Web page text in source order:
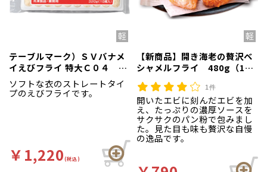
テーブルマーク）ＳＶバナメ
イえびフライ 特大Ｃ０４
320g（10尾入）
ソフトな衣のストレートタイ
プのえびフライです。
￥1,220(税込)
【新商品】開き海老の贅沢ベ
シャメルフライ 480g（12
1件
開いたエビに刻んだエビを加
え、たっぷりの濃厚ソースを
サクサクのパン粉で包みまし
た。見た目も味も贅沢な自慢
の逸品です。